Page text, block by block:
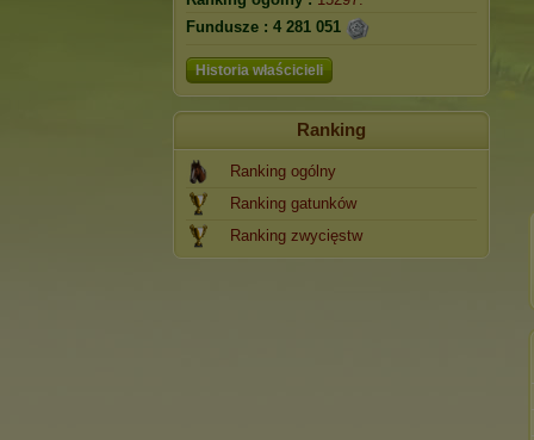
Fundusze : 4 281 051
Historia właścicieli
Ranking
Ranking ogólny
Ranking gatunków
Ranking zwycięstw